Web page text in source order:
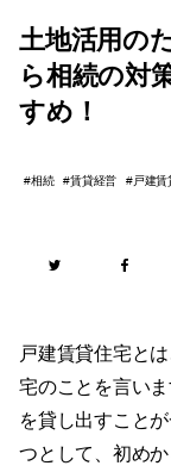
土地活用の
ら相続の対
すめ！
相続 賃貸経営 戸建賃
戸建賃貸住宅と
宅のことを言い
を貸し出すこと
つとして、初め